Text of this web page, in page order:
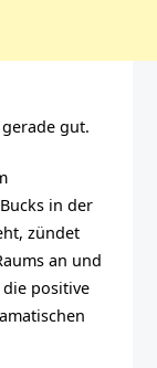
gut.
in der
zündet
an und
positive